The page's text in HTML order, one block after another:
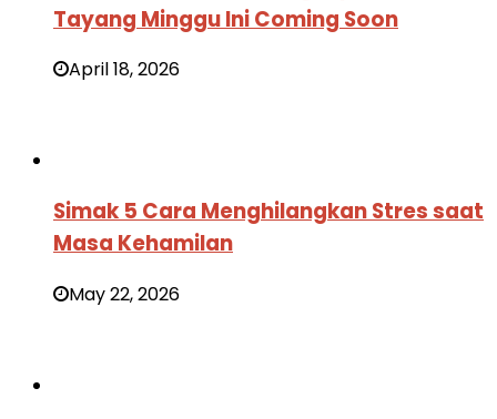
Tayang Minggu Ini Coming Soon
April 18, 2026
Simak 5 Cara Menghilangkan Stres saat
Masa Kehamilan
May 22, 2026